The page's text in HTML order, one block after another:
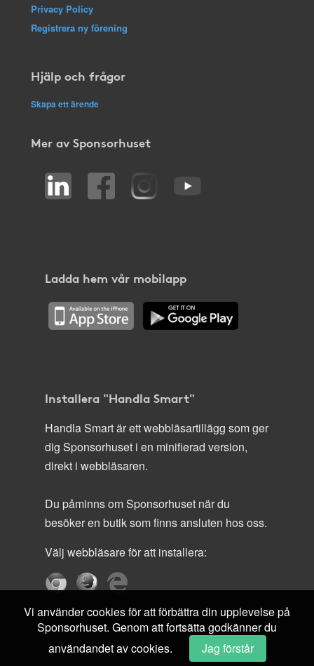
Privacy Policy
Registrera ny förening
Hjälp och frågor
Skapa ett ärende
Mer av Sponsorhuset
Ladda hem vår mobilapp
Installera "Handla Smart"
Handla Smart är ett webbläsartillägg som ger
dig Sponsorhuset i en minifierad version,
direkt i webbläsaren.
Du påminns om Sponsorhuset när du
besöker en butik som finns ansluten hos oss.
Välj webbläsare för att installera:
Vi använder cookies för att förbättra din upplevelse på
Sponsorhuset. Genom att fortsätta godkänner du
användandet av cookies.
Jag förstår